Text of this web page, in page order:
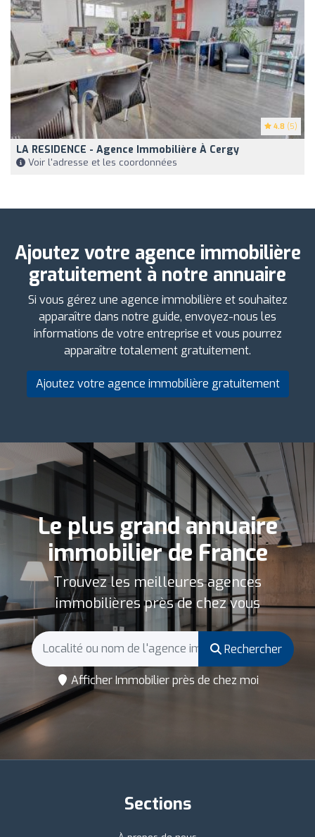
4.8 (5)
LA RESIDENCE - Agence Immobilière À Cergy
Voir l'adresse et les coordonnées
Ajoutez votre agence immobilière
gratuitement à notre annuaire
Si vous gérez une agence immobilière et souhaitez
apparaître dans notre guide, envoyez-nous les
informations de votre entreprise et vous pourrez
apparaître totalement gratuitement.
Ajoutez votre agence immobilière gratuitement
Le plus grand annuaire
immobilier de France
Trouvez les meilleures agences
immobilières près de chez vous
Rechercher
Afficher Immobilier près de chez moi
Sections